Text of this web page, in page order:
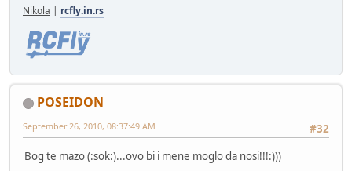
Nikola | rcfly.in.rs
POSEIDON
#32
September 26, 2010, 08:37:49 AM
Bog te mazo (:sok:)...ovo bi i mene moglo da nosi!!!:)))